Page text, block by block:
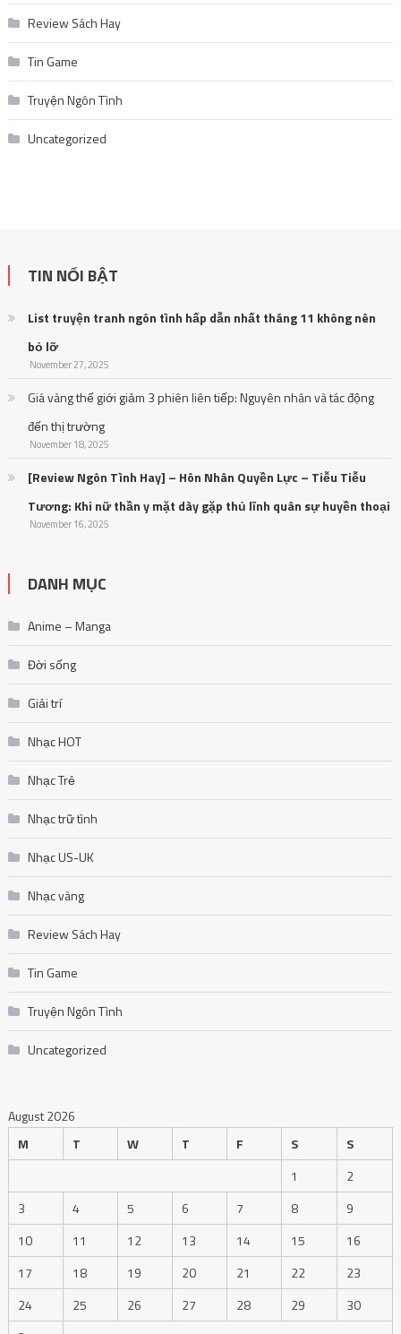
Review Sách Hay
Tin Game
Truyện Ngôn Tình
Uncategorized
TIN NỔI BẬT
List truyện tranh ngôn tình hấp dẫn nhất tháng 11 không nên
bỏ lỡ
November 27, 2025
Giá vàng thế giới giảm 3 phiên liên tiếp: Nguyên nhân và tác động
đến thị trường
November 18, 2025
[Review Ngôn Tình Hay] – Hôn Nhân Quyền Lực – Tiễu Tiễu
Tương: Khi nữ thần y mặt dày gặp thủ lĩnh quân sự huyền thoại
November 16, 2025
DANH MỤC
Anime – Manga
Đời sống
Giải trí
Nhạc HOT
Nhạc Trẻ
Nhạc trữ tình
Nhạc US-UK
Nhạc vàng
Review Sách Hay
Tin Game
Truyện Ngôn Tình
Uncategorized
August 2026
M
T W T F S
S
1
2
3
4 5 6 7 8
9
10
11 12 13 14 15
16
17
18 19 20 21 22
23
24
25 26 27 28 29
30